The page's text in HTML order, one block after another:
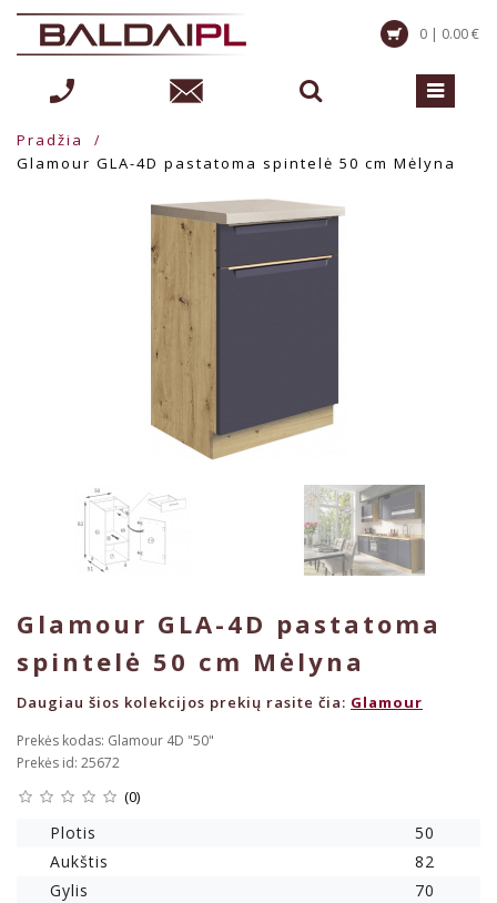
0 | 0.00 €
Pradžia
Glamour GLA-4D pastatoma spintelė 50 cm Mėlyna
Glamour GLA-4D pastatoma
spintelė 50 cm Mėlyna
Daugiau šios kolekcijos prekių rasite čia: Glamour
Prekės kodas: Glamour 4D "50"
Prekės id: 25672
(0)
Plotis
50
Aukštis
82
Gylis
70